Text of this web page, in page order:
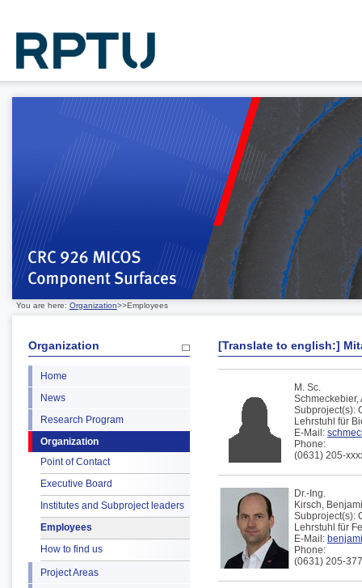
You are here: Organization>>Employees
Organization
Home
News
Research Program
Organization
Point of Contact
Executive Board
Institutes and Subproject leaders
Employees
How to find us
Project Areas
[Translate to english:]
M. Sc.
Schmeckebier,
Subproject(s):
Lehrstuhl für
E-Mail:
Phone:
(0631) 205-
Dr.-Ing.
Kirsch,
Subproject(s):
Lehrstuhl für
E-Mail:
Phone:
(0631) 205-